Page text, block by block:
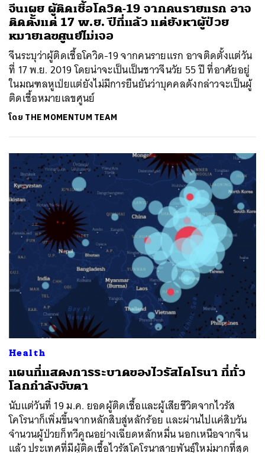
จีนเผย ผู้ติดเชื้อโควิด-19 จากคนรายแรก อาจ
ติดตั้งแต่ 17 พ.ย. ปีที่แล้ว แต่ยังหาผู้ป่วย
หมายเลขศูนย์ไม่เจอ
จีนระบุว่าผู้ติดเชื้อโควิด-19 จากคนรายแรก อาจติดตั้งแต่วัน
ที่ 17 พ.ย. 2019 โดยน่าจะเป็นเป็นชาวจีนวัย 55 ปี ที่อาศัยอยู่
ในมณฑลหูเป่ยแต่ยังไม่มีการยืนยันว่าบุคคลดังกล่าวจะเป็นผู้
ติดเชื้อหมายเลขศูนย์
โดย THE MOMENTUM TEAM
Health
แผนที่แสดงการระบาดของไวรัสโคโรนา ที่ทั่ว
โลกกำลังจับตา
นับแต่วันที่ 19 ม.ค. ยอดผู้ติดเชื้อและผู้เสียชีวิตจากไวรัส
โคโรนาก็เพิ่มขึ้นจากหลักสิบสู่หลักร้อย และผ่านไปแค่สิบวัน
จำนวนผู้ป่วยก็ทวีคูณอย่างเฉียดหลักหมื่น นอกเหนือจากจีน
แล้ว ประเทศที่มีผู้ติดเชื้อไวรัสโคโรนาสายพันธุ์ใหม่มากที่สุด
ค้นหา
SHARE TWEET LINE EMAIL